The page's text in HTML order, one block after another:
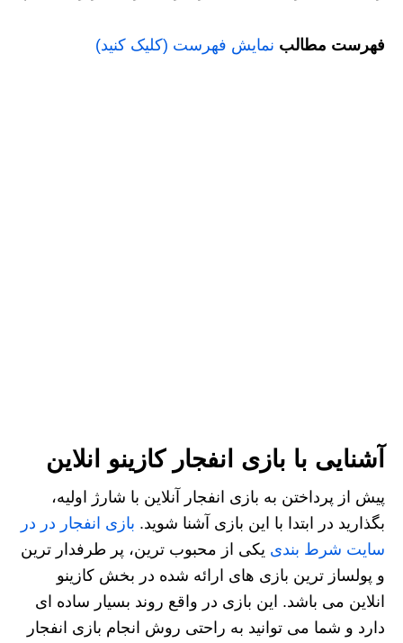
فهرست مطالب نمایش فهرست (کلیک کنید)
آشنایی با بازی انفجار کازینو انلاین
پیش از پرداختن به بازی انفجار آنلاین با شارژ اولیه،
بگذارید در ابتدا با این بازی آشنا شوید. بازی انفجار در در
سایت شرط بندی یکی از محبوب ترین، پر طرفدار ترین
و پولساز ترین بازی های ارائه شده در بخش کازینو
انلاین می باشد. این بازی در واقع روند بسیار ساده ای
دارد و شما می توانید به راحتی روش انجام بازی انفجار